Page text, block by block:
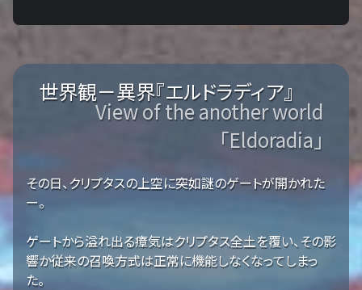
世界観－異界『エルドラディア』
View of the another world
「Eldoradia」
その日、クリプタスの上空に突如謎のゲートが開かれた
ー。
ゲートから溢れ出る瘴気はクリプタス全土を覆い、その影
響か従来の召喚方式は正常に機能しなくなってしまっ
た。